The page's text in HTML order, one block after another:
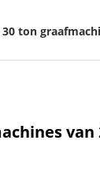
30 ton
van